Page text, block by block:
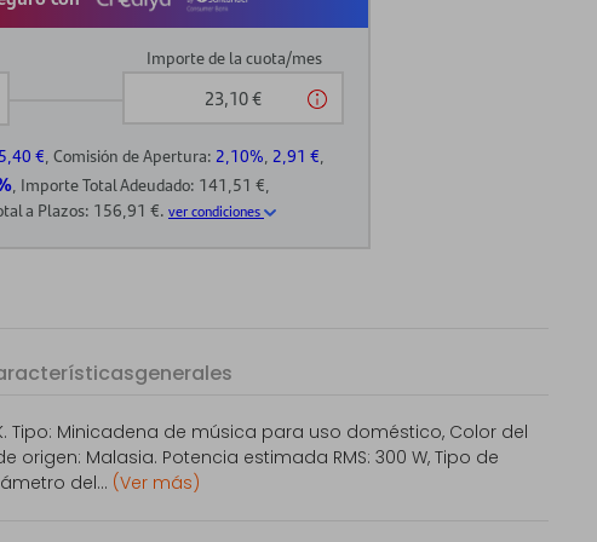
generales
Tipo: Minicadena de música para uso doméstico, Color del
origen: Malasia. Potencia estimada RMS: 300 W, Tipo de
del... (Ver más)